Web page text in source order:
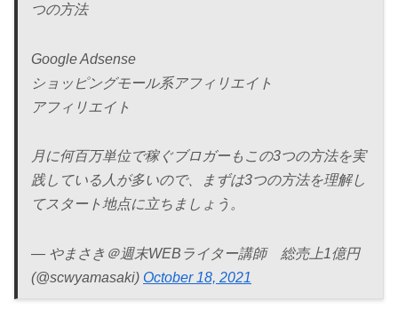
つの方法
Google Adsense
ショッピングモール系アフィリエイト
アフィリエイト
月に何百万単位で稼ぐブロガーもこの3つの方法を実
践している人が多いので、まずは3つの方法を理解し
てスタート地点に立ちましょう。
— やまさき＠週末WEBライター講師 総売上1億円
(@scwyamasaki) October 18, 2021